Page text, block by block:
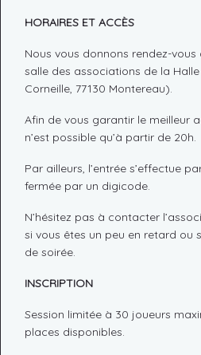
HORAIRES ET ACCÈS
Nous vous donnons rendez-vous
salle des associations de la
Corneille, 77130 Montereau).
Afin de vous garantir le meilleur
n’est possible qu’à partir de 20h.
Par ailleurs, l’entrée s’effectue
fermée par un digicode.
N’hésitez pas à contacter
si vous êtes un peu en retard ou
de soirée.
INSCRIPTION
Session limitée à 30 joueurs
places disponibles.